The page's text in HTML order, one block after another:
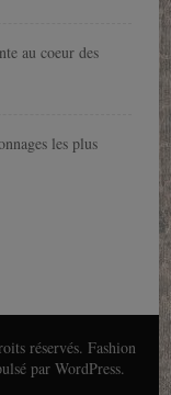
au coeur des
les plus
réservés. Fashion
par WordPress.